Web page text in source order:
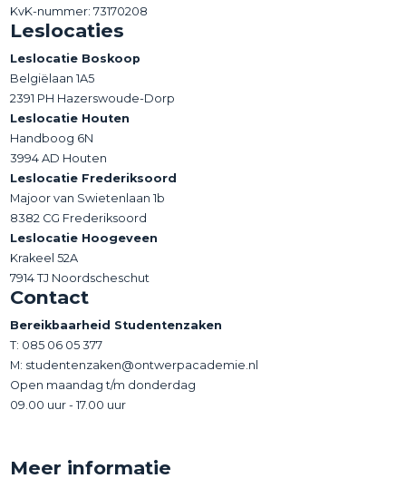
KvK-nummer: 73170208
Leslocaties
Leslocatie Boskoop
Belgiëlaan 1A5
2391 PH Hazerswoude-Dorp
Leslocatie Houten
Handboog 6N
3994 AD Houten
Leslocatie Frederiksoord
Majoor van Swietenlaan 1b
8382 CG Frederiksoord
Leslocatie Hoogeveen
Krakeel 52A
7914 TJ Noordscheschut
Contact
Bereikbaarheid Studentenzaken
T: 085 06 05 377
M: studentenzaken@ontwerpacademie.nl
Open maandag t/m donderdag
09.00 uur - 17.00 uur
Meer informatie